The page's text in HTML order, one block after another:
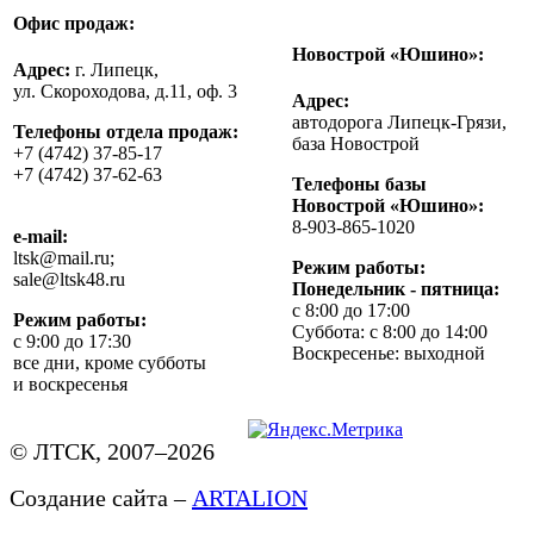
Офис продаж:
Адрес: г. Липецк,
ул. Скороходова, д.11, оф. 3
Телефоны отдела продаж:
+7 (4742) 37-85-17
+7 (4742) 37-62-63
e-mail:
ltsk@mail.ru;
sale@ltsk48.ru
Режим работы:
с 9:00 до 17:30
все дни, кроме субботы
и воскресенья
Новострой «Юшино»:
Адрес:
автодорога Липецк-Грязи,
база Новострой
Телефоны базы
Новострой «Юшино»:
8-903-865-1020
Режим работы:
Понедельник - пятница:
с 8:00 до 17:00
Суббота: с 8:00 до 14:00
Воскресенье: выходной
© ЛТСК, 2007–2026
Создание сайта – ARTALION